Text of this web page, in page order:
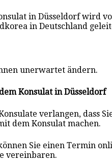
in Düsseldorf wird
in Deutschland
unerwartet ändern.
Konsulat in Düsseldorf
verlangen, dass
dem Konsulat machen.
Sie einen Termin
vereinbaren.